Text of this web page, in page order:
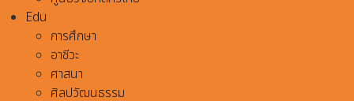
Edu
การศึกษา
อาชีวะ
ศาสนา
ศิลปวัฒนธรรม